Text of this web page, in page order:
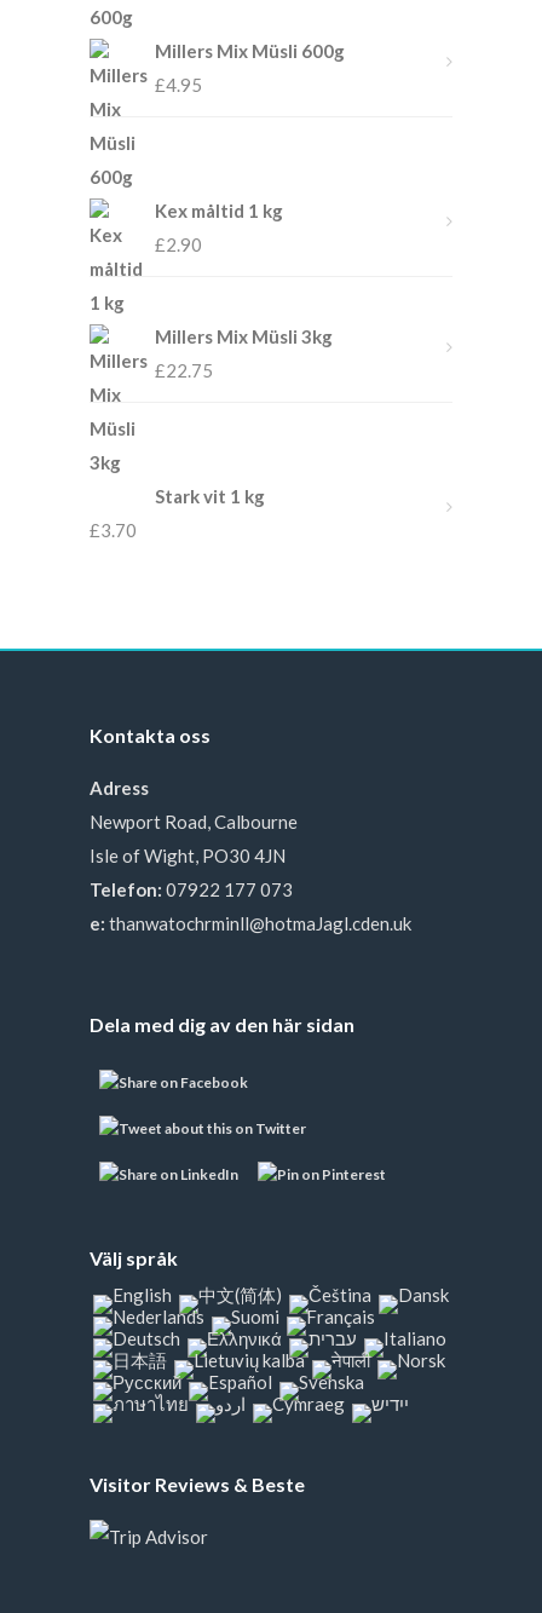
Millers Mix Müsli 600g
£4.95
Kex måltid 1 kg
£2.90
Millers Mix Müsli 3kg
£22.75
Stark vit 1 kg
£3.70
Kontakta oss
Adress
Newport Road, Calbourne
Isle of Wight, PO30 4JN
Telefon: 07922 177 073
e: thanwatochrminll@hotmaJagl.cden.uk
Dela med dig av den här sidan
Välj språk
Visitor Reviews & Beste